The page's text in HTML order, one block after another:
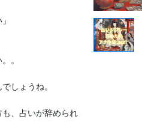
。
しょうね。
、占いが辞められ